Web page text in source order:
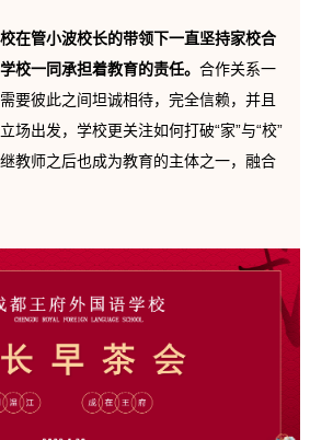
在管小波校长的带领下一直坚持家校合
校一同承担着教育的责任。 合作关系一
要彼此之间坦诚相待，完全信赖，并且
场出发，学校更关注如何打破“家”与“校”
教师之后也成为教育的主体之一，融合